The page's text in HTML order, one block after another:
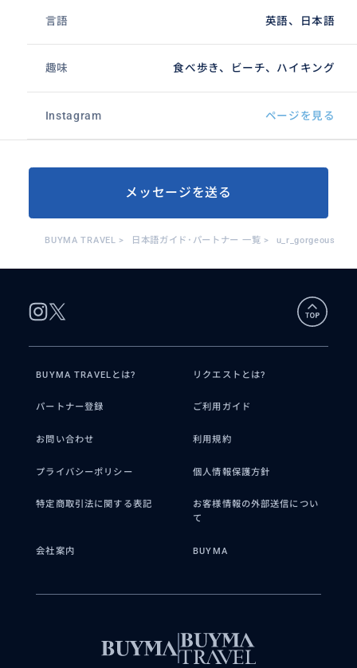
言語 英語、日本語
趣味 食べ歩き、ビーチ、ハイキング
Instagram ページを見る
メッセージを送る
BUYMA TRAVEL > 日本語ガイド･パートナー 一覧 > u_r_gorgeous
BUYMA TRAVELとは? リクエストとは?
パートナー登録 ご利用ガイド
お問い合わせ 利用規約
プライバシーポリシー 個人情報保護方針
特定商取引法に関する表記
お客様情報の外部送信につい
て
会社案内 BUYMA